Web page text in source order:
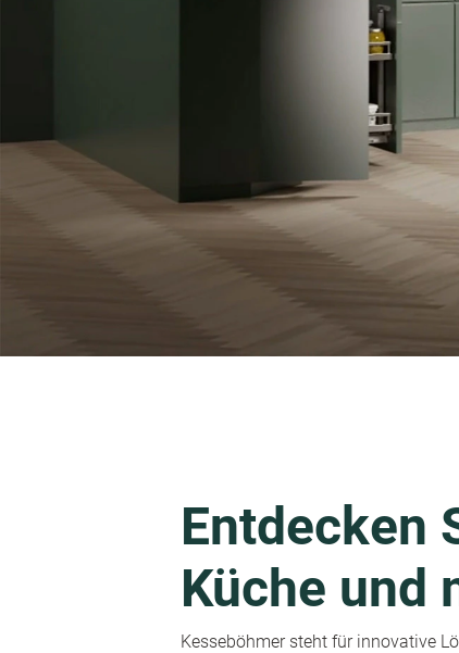
Entdecken
Küche und
Kesseböhmer steht für innovative